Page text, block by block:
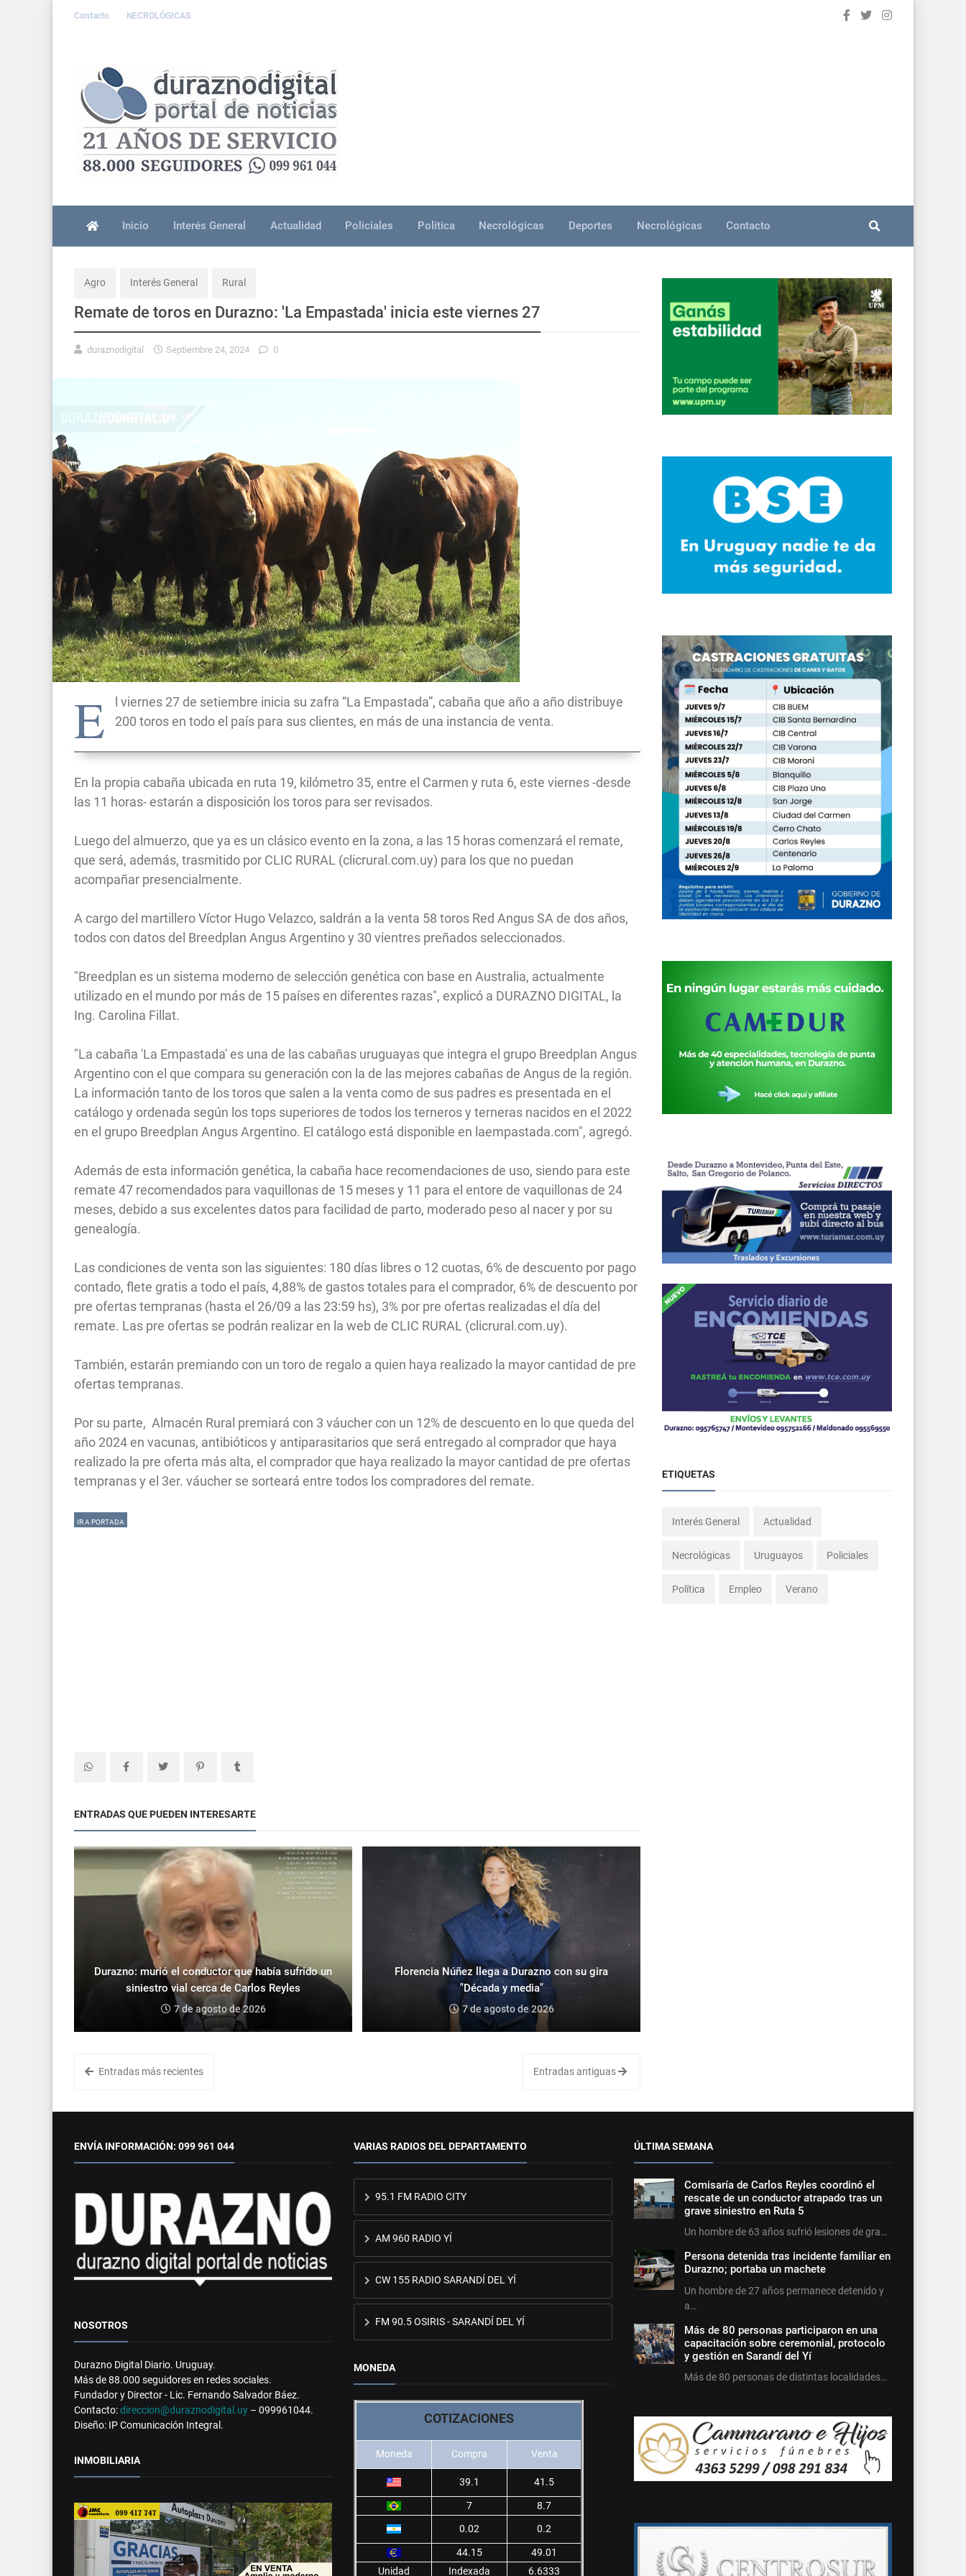
Contacto NECROLÓGICAS
Inicio Interés General Actualidad Policiales Política Necrológicas Deportes Necrológicas Contacto
Agro Interés General Rural
Remate de toros en Durazno: 'La Empastada' inicia este viernes 27
duraznodigital Septiembre 24, 2024 0
E
l viernes 27 de setiembre inicia su zafra “La Empastada”, cabaña que año a año distribuye
200 toros en todo el país para sus clientes, en más de una instancia de venta.
En la propia cabaña ubicada en ruta 19, kilómetro 35, entre el Carmen y ruta 6, este viernes -desde
las 11 horas- estarán a disposición los toros para ser revisados.
Luego del almuerzo, que ya es un clásico evento en la zona, a las 15 horas comenzará el remate,
que será, además, trasmitido por CLIC RURAL (clicrural.com.uy) para los que no puedan
acompañar presencialmente.
A cargo del martillero Víctor Hugo Velazco, saldrán a la venta 58 toros Red Angus SA de dos años,
todos con datos del Breedplan Angus Argentino y 30 vientres preñados seleccionados.
"Breedplan es un sistema moderno de selección genética con base en Australia, actualmente
utilizado en el mundo por más de 15 países en diferentes razas", explicó a DURAZNO DIGITAL, la
Ing. Carolina Fillat.
"La cabaña 'La Empastada' es una de las cabañas uruguayas que integra el grupo Breedplan Angus
Argentino con el que compara su generación con la de las mejores cabañas de Angus de la región.
La información tanto de los toros que salen a la venta como de sus padres es presentada en el
catálogo y ordenada según los tops superiores de todos los terneros y terneras nacidos en el 2022
en el grupo Breedplan Angus Argentino. El catálogo está disponible en laempastada.com", agregó.
Además de esta información genética, la cabaña hace recomendaciones de uso, siendo para este
remate 47 recomendados para vaquillonas de 15 meses y 11 para el entore de vaquillonas de 24
meses, debido a sus excelentes datos para facilidad de parto, moderado peso al nacer y por su
genealogía.
Las condiciones de venta son las siguientes: 180 días libres o 12 cuotas, 6% de descuento por pago
contado, flete gratis a todo el país, 4,88% de gastos totales para el comprador, 6% de descuento por
pre ofertas tempranas (hasta el 26/09 a las 23:59 hs), 3% por pre ofertas realizadas el día del
remate. Las pre ofertas se podrán realizar en la web de CLIC RURAL (clicrural.com.uy).
También, estarán premiando con un toro de regalo a quien haya realizado la mayor cantidad de pre
ofertas tempranas.
Por su parte, Almacén Rural premiará con 3 váucher con un 12% de descuento en lo que queda del
año 2024 en vacunas, antibióticos y antiparasitarios que será entregado al comprador que haya
realizado la pre oferta más alta, el comprador que haya realizado la mayor cantidad de pre ofertas
tempranas y el 3er. váucher se sorteará entre todos los compradores del remate.
IR A PORTADA
ENTRADAS QUE PUEDEN INTERESARTE
Durazno: murió el conductor que había sufrido un
siniestro vial cerca de Carlos Reyles
7 de agosto de 2026
Florencia Núñez llega a Durazno con su gira
"Década y media"
7 de agosto de 2026
Entradas más recientes Entradas antiguas
ETIQUETAS
Interés General Actualidad
Necrológicas Uruguayos Policiales
Política Empleo Verano
ENVÍA INFORMACIÓN: 099 961 044
NOSOTROS
Durazno Digital Diario. Uruguay.
Más de 88.000 seguidores en redes sociales.
Fundador y Director - Lic. Fernando Salvador Báez.
Contacto:direccion@duraznodigital.uy – 099961044.
Diseño: IP Comunicación Integral.
INMOBILIARIA
VARIAS RADIOS DEL DEPARTAMENTO
95.1 FM RADIO CITY
AM 960 RADIO YÍ
CW 155 RADIO SARANDÍ DEL YÍ
FM 90.5 OSIRIS - SARANDÍ DEL YÍ
MONEDA
COTIZACIONES
Moneda Compra Venta
39.1 41.5
7
8.7
0.02
0.2
44.15
49.01
Unidad
Indexada 6.6333
ÚLTIMA SEMANA
Comisaría de Carlos Reyles coordinó el
rescate de un conductor atrapado tras un
grave siniestro en Ruta 5
Un hombre de 63 años sufrió lesiones de gra…
Persona detenida tras incidente familiar en
Durazno; portaba un machete
Un hombre de 27 años permanece detenido y
a…
Más de 80 personas participaron en una
capacitación sobre ceremonial, protocolo
y gestión en Sarandí del Yí
Más de 80 personas de distintas localidades…